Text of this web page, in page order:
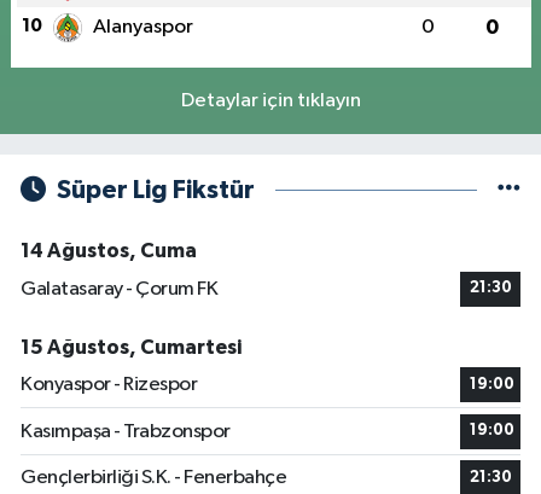
10 Alanyaspor 0 0
Detaylar için tıklayın
Süper Lig Fikstür
14 Ağustos, Cuma
Galatasaray - Çorum FK
21:30
15 Ağustos, Cumartesi
Konyaspor - Rizespor
19:00
Kasımpaşa - Trabzonspor 19:00
Gençlerbirliği S.K. - Fenerbahçe 21:30